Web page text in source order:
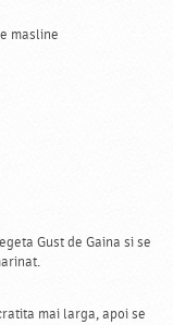
masline
Gust de Gaina si se
mai larga, apoi se